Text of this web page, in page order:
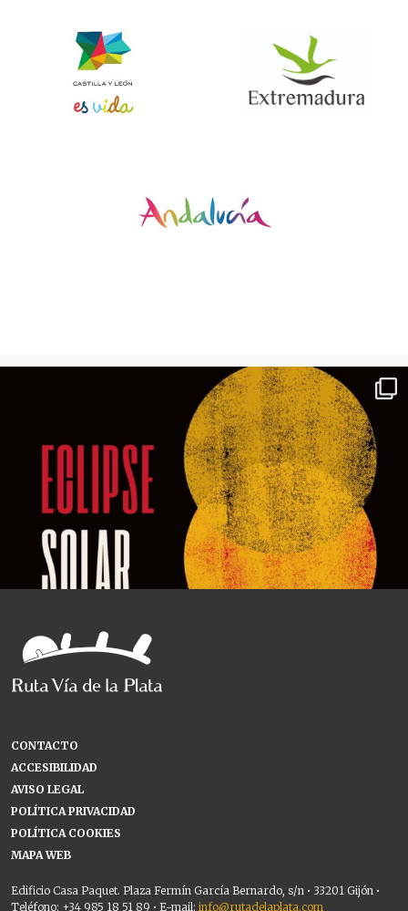
CONTACTO
ACCESIBILIDAD
AVISO LEGAL
POLÍTICA PRIVACIDAD
POLÍTICA COOKIES
MAPA WEB
Edificio Casa Paquet. Plaza Fermín García Bernardo, s/n • 33201 Gijón •
Teléfono: +34 985 18 51 89 • E-mail: info@rutadelaplata.com